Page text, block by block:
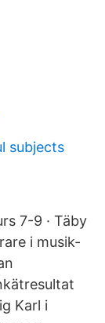
subjects
7-9 · Täby
i musik-
Karl i